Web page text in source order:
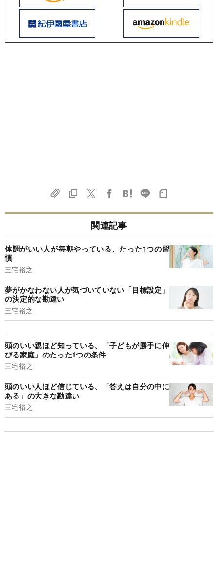
関連記事
体調がいい人が毎朝やっている、たった1つの習
慣
三宅裕之
夢がかなわない人が気づいていない「目標設定」
の決定的な勘違い
三宅裕之
頭のいい親ほど知っている、「子どもが勝手に伸
びる家庭」のたった1つの条件
三宅裕之
頭のいい人ほど信じている、「答えは自分の中に
ある」の大きな勘違い
三宅裕之